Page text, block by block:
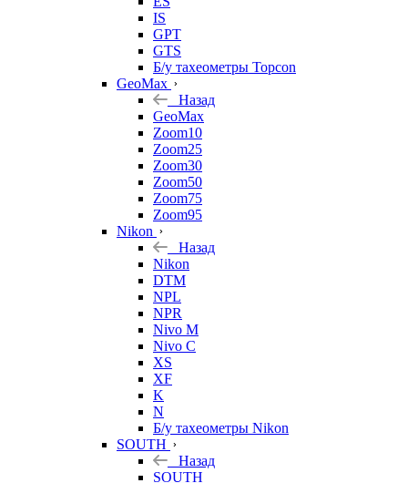
IS
GPT
GTS
Б/у тахеометры Topcon
GeoMax
Назад
GeoMax
Zoom10
Zoom25
Zoom30
Zoom50
Zoom75
Zoom95
Nikon
Назад
Nikon
DTM
NPL
NPR
Nivo M
Nivo C
XS
XF
K
N
Б/у тахеометры Nikon
SOUTH
Назад
SOUTH